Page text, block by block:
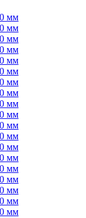
мм
мм
мм
мм
мм
мм
мм
мм
мм
мм
мм
мм
мм
мм
мм
мм
мм
мм
мм